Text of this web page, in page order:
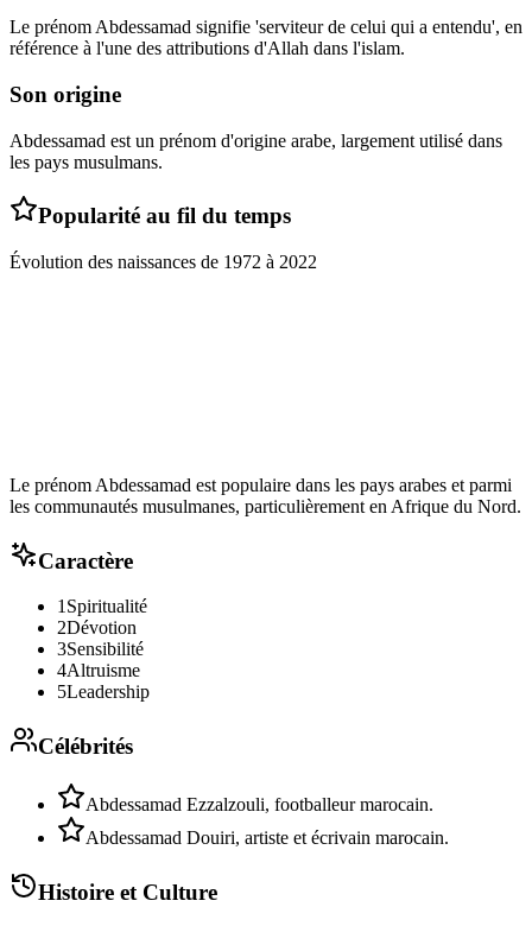
Le prénom Abdessamad signifie 'serviteur de celui qui a entendu', en
référence à l'une des attributions d'Allah dans l'islam.
Son origine
Abdessamad est un prénom d'origine arabe, largement utilisé dans
les pays musulmans.
Popularité au fil du temps
Évolution des naissances de 1972 à 2022
Le prénom Abdessamad est populaire dans les pays arabes et parmi
les communautés musulmanes, particulièrement en Afrique du Nord.
Caractère
1Spiritualité
2Dévotion
3Sensibilité
4Altruisme
5Leadership
Célébrités
Abdessamad Ezzalzouli, footballeur marocain.
Abdessamad Douiri, artiste et écrivain marocain.
Histoire et Culture